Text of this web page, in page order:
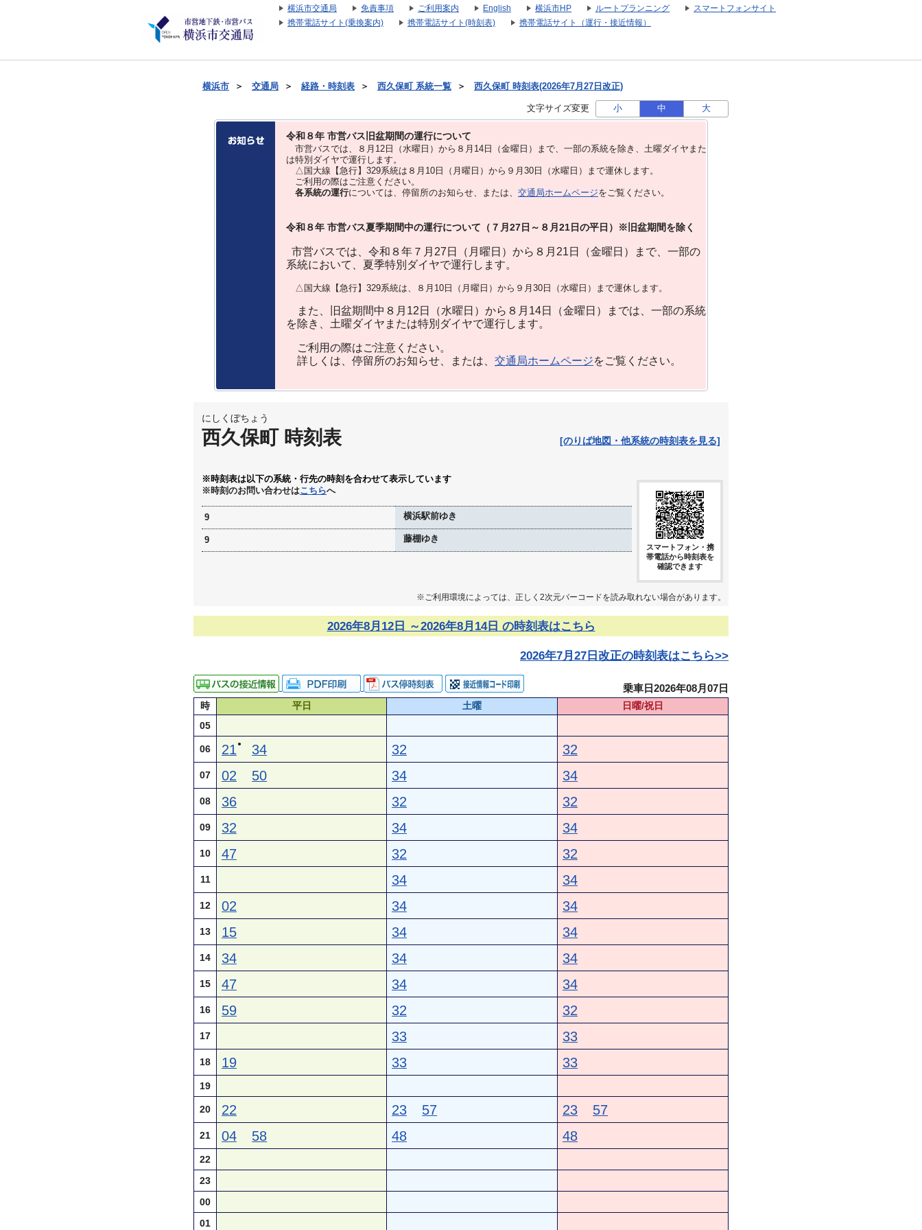
横浜市交通局 免責事項 ご利用案内 English 横浜市HP ルートプランニング
スマートフォンサイト
携帯電話サイト(乗換案内)
携帯電話サイト(時刻表) 携帯電話サイト（運行・接近情報）
横浜市 ＞ 交通局 ＞ 経路・時刻表 ＞ 西久保町 系統一覧 ＞ 西久保町 時刻表(2026年7月27日改正)
文字サイズ変更 小 中 大
令和８年 市営バス旧盆期間の運行について
市営バスでは、８⽉12⽇（水曜日）から８⽉14⽇（金曜日）まで、⼀部の系統を除き、⼟曜ダイヤまた
は特別ダイヤで運⾏します。
△国大線【急行】329系統は８月10日（月曜日）から９月30日（水曜日）まで運休します。
ご利用の際はご注意ください。
各系統の運行については、停留所のお知らせ、または、 交通局ホームページをご覧ください。
令和８年 市営バス夏季期間中の運行について（７月27日～８月21日の平日）※旧盆期間を除く
市営バスでは、令和８年７月27日（月曜日）から８月21日（金曜日）まで、一部の
系統において、夏季特別ダイヤで運行します。
△国大線【急行】329系統は、８月10日（月曜日）から９月30日（水曜日）まで運休します。
また、旧盆期間中８月12日（水曜日）から８月14日（金曜日）までは、一部の系統
を除き、土曜ダイヤまたは特別ダイヤで運行します。
ご利用の際はご注意ください。
詳しくは、停留所のお知らせ、または、 交通局ホームページをご覧ください。
にしくぼちょう
西久保町 時刻表 [のりば地図・他系統の時刻表を見る]
※時刻表は以下の系統・行先の時刻を合わせて表示しています
※時刻のお問い合わせはこちらへ
9 横浜駅前ゆき
9 藤棚ゆき
スマートフォン・携
帯電話から時刻表を
確認できます
※ご利用環境によっては、正しく2次元バーコードを読み取れない場合があります。
2026年8月12日 ～2026年8月14日 の時刻表はこちら
2026年7月27日改正の時刻表はこちら>>
乗車日2026年08月07日
時 平日 土曜
日曜/祝日
05
06 21 ● 34 32 32
07 02 50 34 34
08 36 32 32
09 32 34 34
10 47 32 32
11 34 34
12 02 34 34
13 15 34 34
14 34 34 34
15 47 34 34
16 59 32 32
17 33 33
18 19 33 33
19
20 22 23 57 23 57
21 04 58 48 48
22
23
00
01